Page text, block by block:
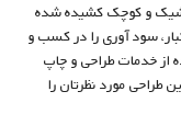
شیک و کوچک کشیده شده
سود آوری را در کسب‌ و
از خدمات طراحی و چاپ
طراحی مورد نظرتان را